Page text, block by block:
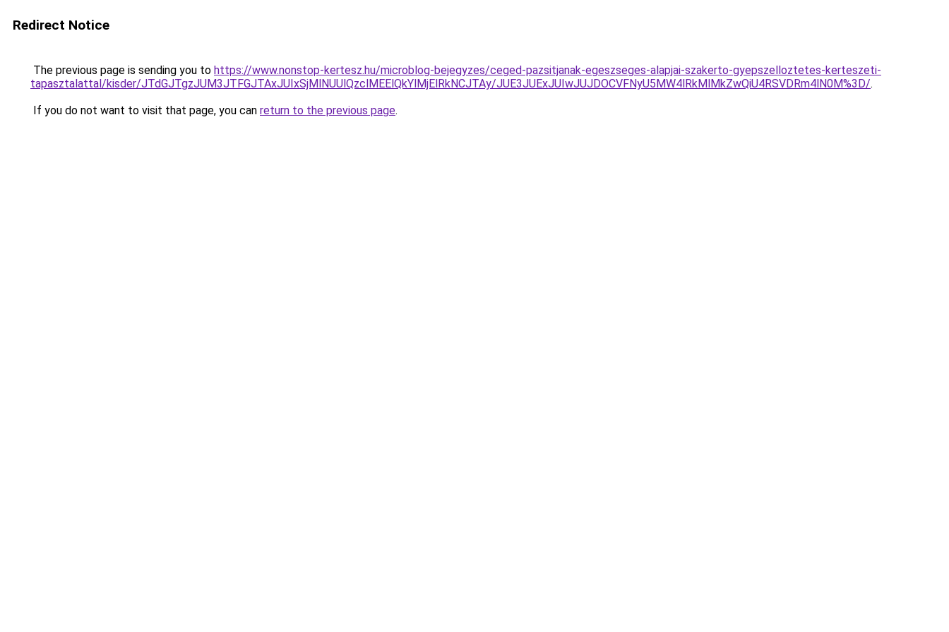
Redirect Notice
The previous page is sending you to https://www.nonstop-kertesz.hu/microblog-bejegyzes/ceged-pazsitjanak-egeszseges-alapjai-szakerto-gyepszelloztetes-kerteszeti-
tapasztalattal/kisder/JTdGJTgzJUM3JTFGJTAxJUIxSjMlNUUlQzclMEElQkYlMjElRkNCJTAy/JUE3JUExJUIwJUJDOCVFNyU5MW4lRkMlMkZwQiU4RSVDRm4lN0M%3D/.
If you do not want to visit that page, you can return to the previous page.